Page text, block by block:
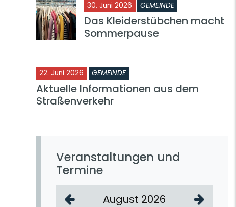
30. Juni 2026 GEMEINDE
Das Kleiderstübchen macht
Sommerpause
22. Juni 2026 GEMEINDE
Aktuelle Informationen aus dem
Straßenverkehr
Veranstaltungen und
Termine
August 2026